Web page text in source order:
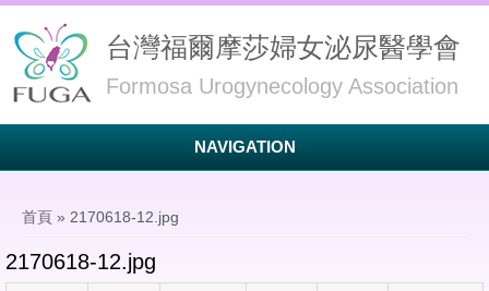
台灣福爾摩莎婦女泌尿醫學會
Formosa Urogynecology Association
NAVIGATION
首頁 » 2170618-12.jpg
2170618-12.jpg